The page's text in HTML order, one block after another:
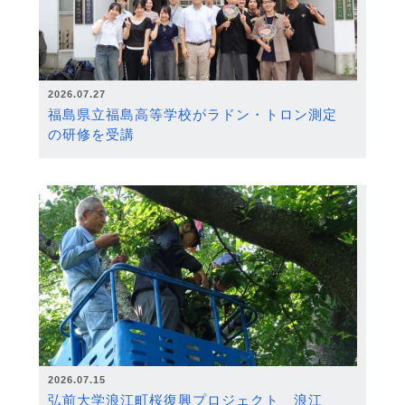
2026.07.27
福島県立福島高等学校がラドン・トロン測定
の研修を受講
2026.07.15
弘前大学浪江町桜復興プロジェクト 浪江